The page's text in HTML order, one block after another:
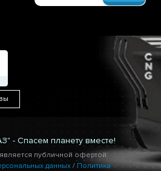
- Спасем планету вместе!
публичной офертой.
данных / Политика